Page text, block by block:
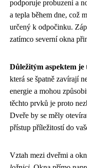
podporuje probuzení a
a tepla během dne, což
určený k odpočinku.
zatímco severní okna
Důležitým aspektem je
která se špatně zavírají
energie a mohou
těchto prvků je proto
Dveře by se měly
přístup příležitostí do
Vztah mezi dveřmi a